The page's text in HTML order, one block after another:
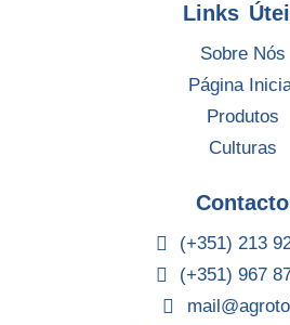
Links
Sobre Nós
Página
Produtos
Culturas
(+351) 213
(+351) 967